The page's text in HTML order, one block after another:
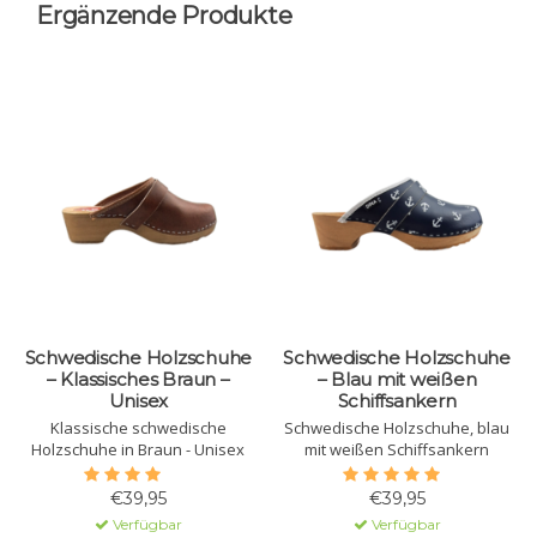
Ergänzende Produkte
Schwedische Holzschuhe
– Klassisches Braun –
Unisex
Klassische schwedische
Holzschuhe in Braun - Unisex
€39,95
Verfügbar
Schwedische Holzschuhe
– Blau mit weißen
Schiffsankern
Schwedische Holzschuhe, blau
mit weißen Schiffsankern
€39,95
Verfügbar